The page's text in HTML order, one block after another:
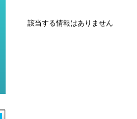
該当する情報はありません